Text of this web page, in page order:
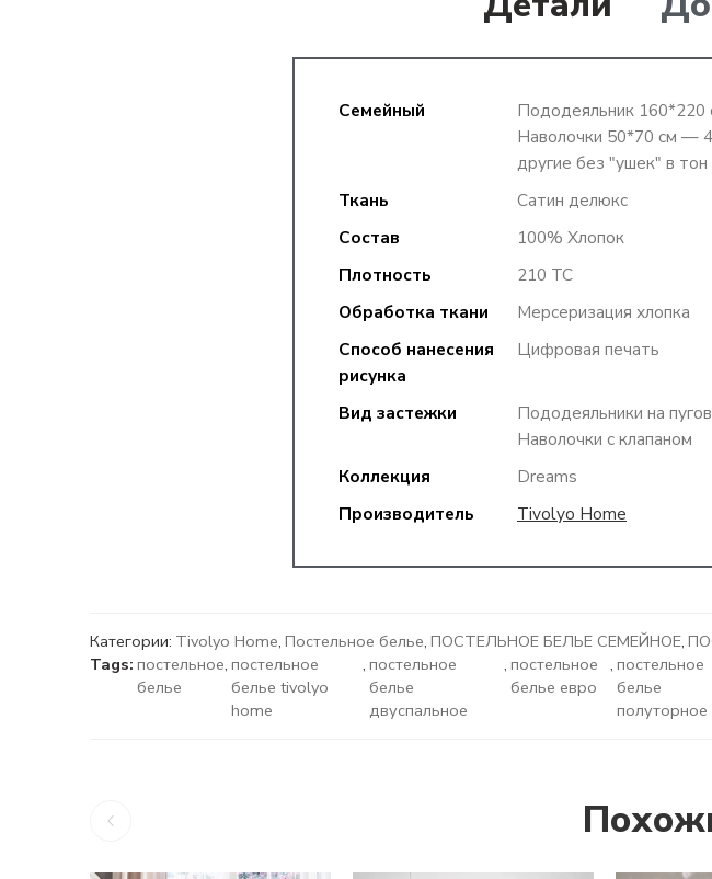
Семейный
Пододеяльник
Наволочки 50*70 см —
другие без "ушек" в
Ткань
Сатин делюкс
Состав
100% Хлопок
Плотность
210 TC
Обработка ткани
Мерсеризация хлопка
Способ нанесения
рисунка
Цифровая печать
Вид застежки
Пододеяльники на
Наволочки с клапаном
Коллекция
Dreams
Производитель
Tivolyo Home
Категории: Tivolyo Home, Постельное белье, ПОСТЕЛЬНОЕ БЕЛЬЕ СЕМЕЙНОЕ,
Tags: постельное
белье
, постельное
белье tivolyo
home
, постельное
белье
двуспальное
, постельное
белье евро
, постельное
белье
полуторное